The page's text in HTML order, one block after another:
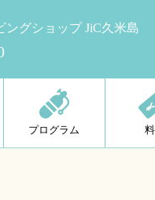
ングショップ JiC久米島
プログラム